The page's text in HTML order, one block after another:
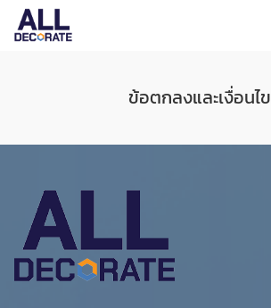
ข้อตกลงและเงื่อนไข